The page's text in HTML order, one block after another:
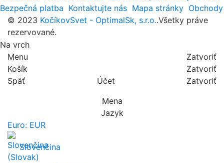
Bezpečná platba Kontaktujte nás Mapa stránky Obchody
© 2023 KočíkovSvet - OptimalSk, s.r.o..Všetky práve
rezervované.
Na vrch
Menu
Zatvoriť
Košík
Zatvoriť
Späť
Účet
Zatvoriť
Mena
Jazyk
Euro: EUR
Slovenčina